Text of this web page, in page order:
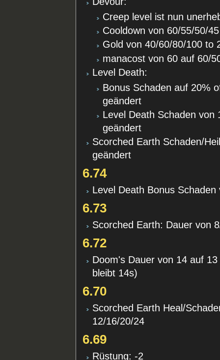
Creep level ist nun
Cooldown von 60/55/50/
Gold von 40/60/80/100 to
manacost von 60 auf 60/
Level Death:
Bonus Schaden auf 20%
geändert
Level Death Schaden von
geändert
Scorched Earth Schaden/
geändert
6.74
Level Death Bonus
6.73
Scorched Earth: Dauer von
6.72
Doom's Dauer von 14 auf
bleibt 14s)
6.70
Scorched Earth Heal/
12/16/20/24
6.69
Rüstung: -2